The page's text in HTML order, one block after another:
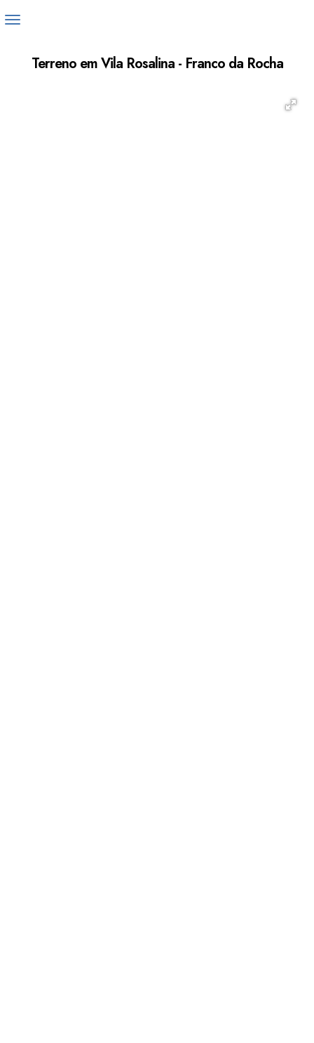
Terreno em Vila Rosalina - Franco da Rocha